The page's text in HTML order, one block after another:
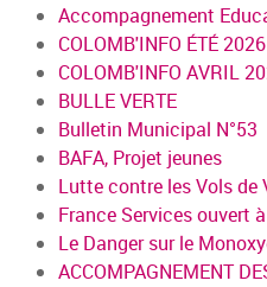
Accompagnement
COLOMB'INFO ÉTÉ 2026
COLOMB'INFO AVRIL
BULLE VERTE
Bulletin Municipal N°53
BAFA, Projet jeunes
Lutte contre les Vols de
France Services ouvert
Le Danger sur le
ACCOMPAGNEMENT